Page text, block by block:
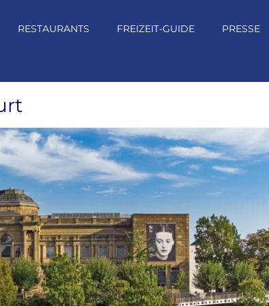
RESTAURANTS FREIZEIT-GUIDE PRESSE